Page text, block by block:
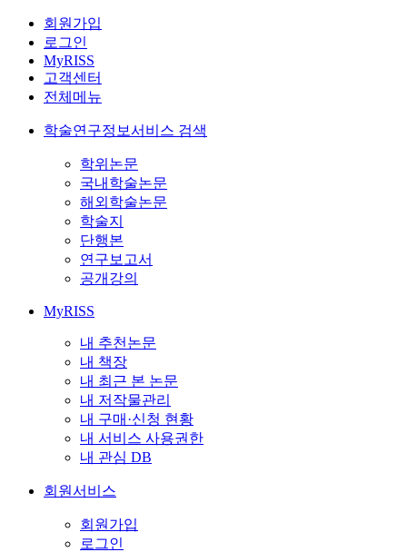
회원가입
로그인
MyRISS
고객센터
전체메뉴
학술연구정보서비스 검색
학위논문
국내학술논문
해외학술논문
학술지
단행본
연구보고서
공개강의
MyRISS
내 추천논문
내 책장
내 최근 본 논문
내 저작물관리
내 구매·신청 현황
내 서비스 사용권한
내 관심 DB
회원서비스
회원가입
로그인